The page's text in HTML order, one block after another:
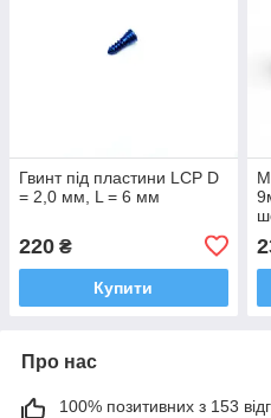
Гвинт під пластини LCP D
= 2,0 мм, L = 6 мм
220 ₴
Купити
Про нас
100% позитивних з 153